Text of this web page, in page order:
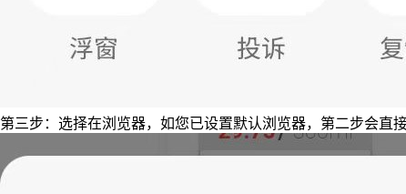
第三步：选择在浏览器，如您已设置默认浏览器，第二步会直